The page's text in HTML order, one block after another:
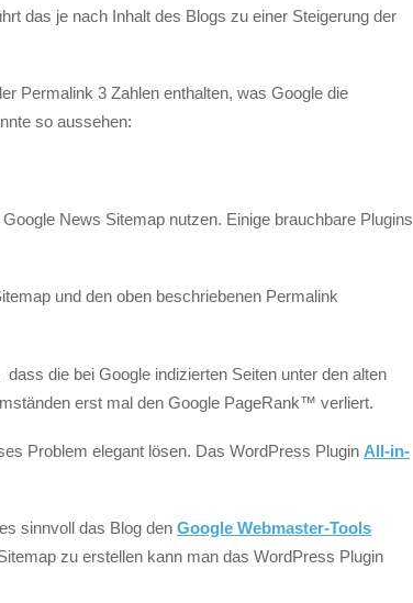
das je nach Inhalt des Blogs zu einer Steigerung der
Permalink 3 Zahlen enthalten, was Google die
so aussehen:
News Sitemap nutzen. Einige brauchbare Plugins
und den oben beschriebenen Permalink
die bei Google indizierten Seiten unter den alten
erst mal den Google PageRank™ verliert.
Problem elegant lösen. Das WordPress Plugin All-in-
sinnvoll das Blog den Google Webmaster-Tools
zu erstellen kann man das WordPress Plugin